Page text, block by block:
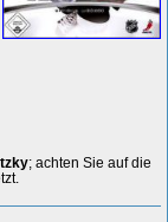
; achten Sie auf die